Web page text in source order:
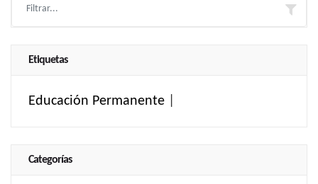
Etiquetas
Educación Permanente
Categorías